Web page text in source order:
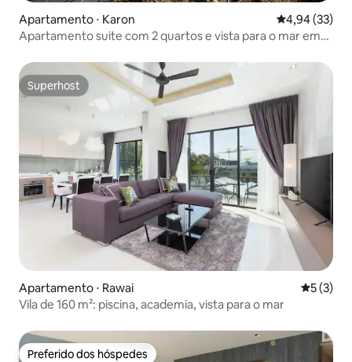
Apartamento ⋅ Karon 4,94 de uma
4,94 (33)
Apartamento suite com 2 quartos e vista para o mar em
Superhost
Superhost
Apartamento ⋅ Rawai 5 de
5 (3)
Vila de 160 m²: piscina, academia, vista para o mar
Preferido dos hóspedes